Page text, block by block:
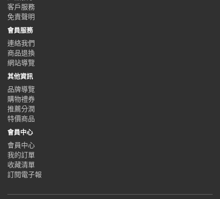
客戶服務
免責聲明
會員服務
連絡我們
商品退換
網站導覽
其他資訊
品牌導覽
購物禮券
推薦分潤
特價商品
會員中心
會員中心
我的訂單
收藏清單
訂閱電子報